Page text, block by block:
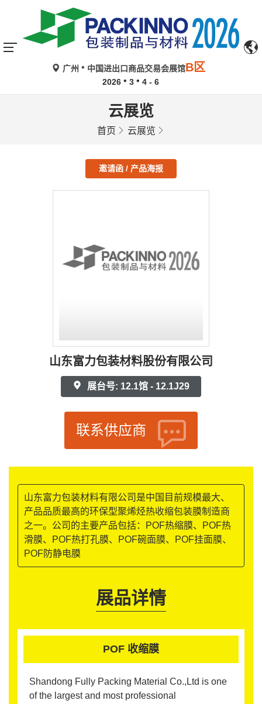
广州 中国进出口商品交易会展馆B区
2026 3 4 - 6
云展览
首页 云展览
邀请函 / 产品海报
山东富力包装材料股份有限公司
展台号: 12.1馆 - 12.1J29
联系供应商
山东富力包装材料有限公司是中国目前规模最大、
产品品质最高的环保型聚烯烃热收缩包装膜制造商
之一。公司的主要产品包括：POF热缩膜、POF热
滑膜、POF热打孔膜、POF碗面膜、POF挂面膜、
POF防静电膜
展品详情
POF 收缩膜
Shandong Fully Packing Material Co.,Ltd is one
of the largest and most professional